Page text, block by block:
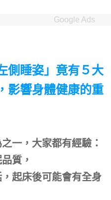
Google Ads
側睡姿」竟有５大
影響身體健康的重
一，大家都有經驗：
質，
起床後可能會有全身